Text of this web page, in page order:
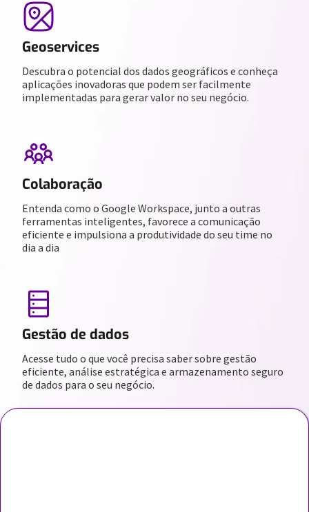
Geoservices
Descubra o potencial dos dados geográficos e conheça
aplicações inovadoras que podem ser facilmente
implementadas para gerar valor no seu negócio.
Colaboração
Entenda como o Google Workspace, junto a outras
ferramentas inteligentes, favorece a comunicação
eficiente e impulsiona a produtividade do seu time no
dia a dia
Gestão de dados
Acesse tudo o que você precisa saber sobre gestão
eficiente, análise estratégica e armazenamento seguro
de dados para o seu negócio.